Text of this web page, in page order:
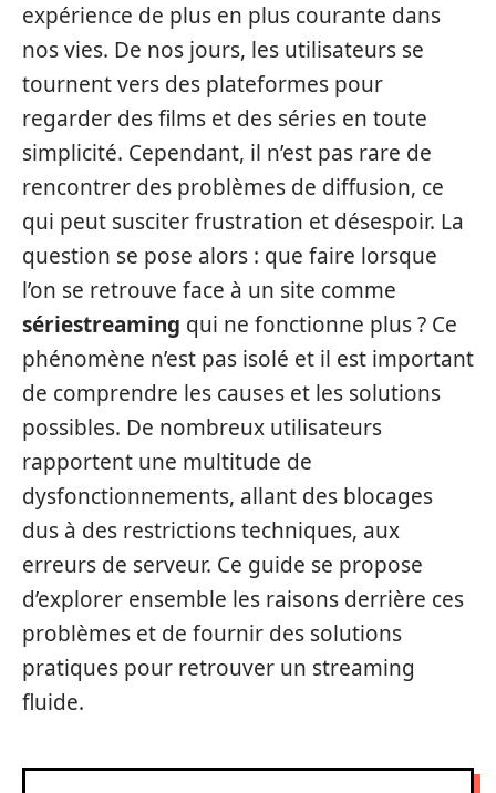
expérience de plus en plus courante dans
nos vies. De nos jours, les utilisateurs se
tournent vers des plateformes pour
regarder des films et des séries en toute
simplicité. Cependant, il n’est pas rare de
rencontrer des problèmes de diffusion, ce
qui peut susciter frustration et désespoir. La
question se pose alors : que faire lorsque
l’on se retrouve face à un site comme
sériestreaming qui ne fonctionne plus ? Ce
phénomène n’est pas isolé et il est important
de comprendre les causes et les solutions
possibles. De nombreux utilisateurs
rapportent une multitude de
dysfonctionnements, allant des blocages
dus à des restrictions techniques, aux
erreurs de serveur. Ce guide se propose
d’explorer ensemble les raisons derrière ces
problèmes et de fournir des solutions
pratiques pour retrouver un streaming
fluide.